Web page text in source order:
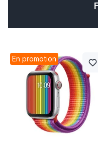
En promotion